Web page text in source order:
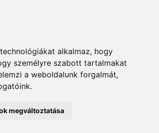
alkalmaz, hogy
személyre szabott tartalmakat
a weboldalunk forgalmát,
megváltoztatása